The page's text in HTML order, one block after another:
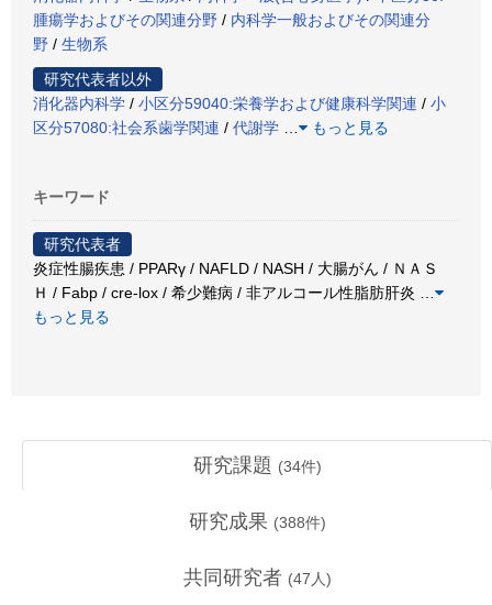
腫瘍学およびその関連分野 / 内科学一般およびその関連分
野 / 生物系
研究代表者以外
消化器内科学 / 小区分59040:栄養学および健康科学関連 / 小
区分57080:社会系歯学関連 / 代謝学 もっと見る
キーワード
研究代表者
炎症性腸疾患 / PPARγ / NAFLD / NASH / 大腸がん / ＮＡＳ
Ｈ / Fabp / cre-lox / 希少難病 / 非アルコール性脂肪肝炎
もっと見る
研究課題 (34件)
研究成果 (388件)
共同研究者 (47 人)